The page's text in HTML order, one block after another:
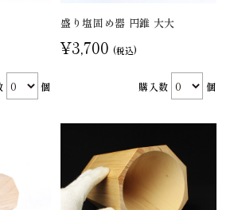
個
盛り塩固め器 円錐 大大
¥3,700 (税込)
購入数 個